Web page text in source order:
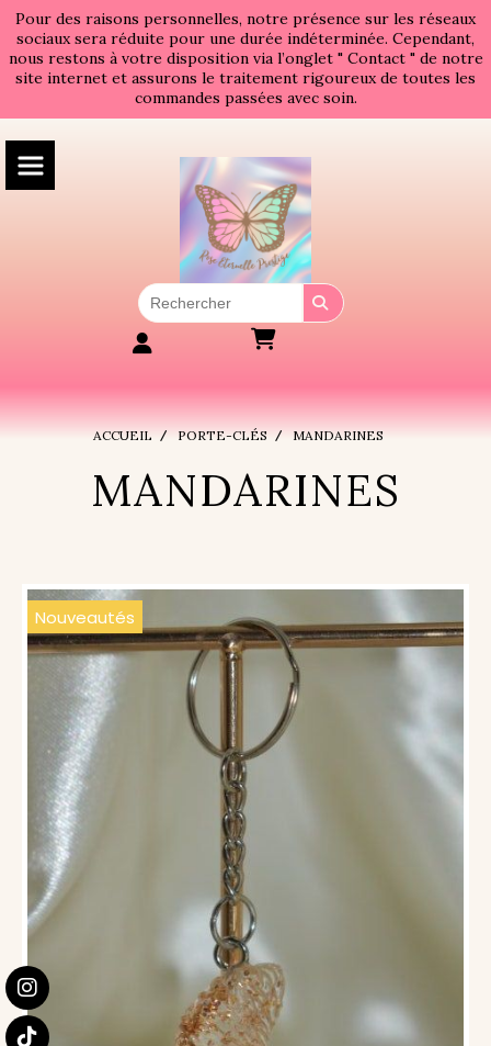
Pour des raisons personnelles, notre présence sur les réseaux
sociaux sera réduite pour une durée indéterminée. Cependant,
nous restons à votre disposition via l’onglet " Contact " de notre
site internet et assurons le traitement rigoureux de toutes les
commandes passées avec soin.
ACCUEIL PORTE-CLÉS MANDARINES
MANDARINES
Nouveautés